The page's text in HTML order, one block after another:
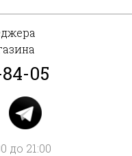
05
до 21:00